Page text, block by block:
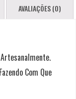
AVALIAÇÕES (0)
Com Que